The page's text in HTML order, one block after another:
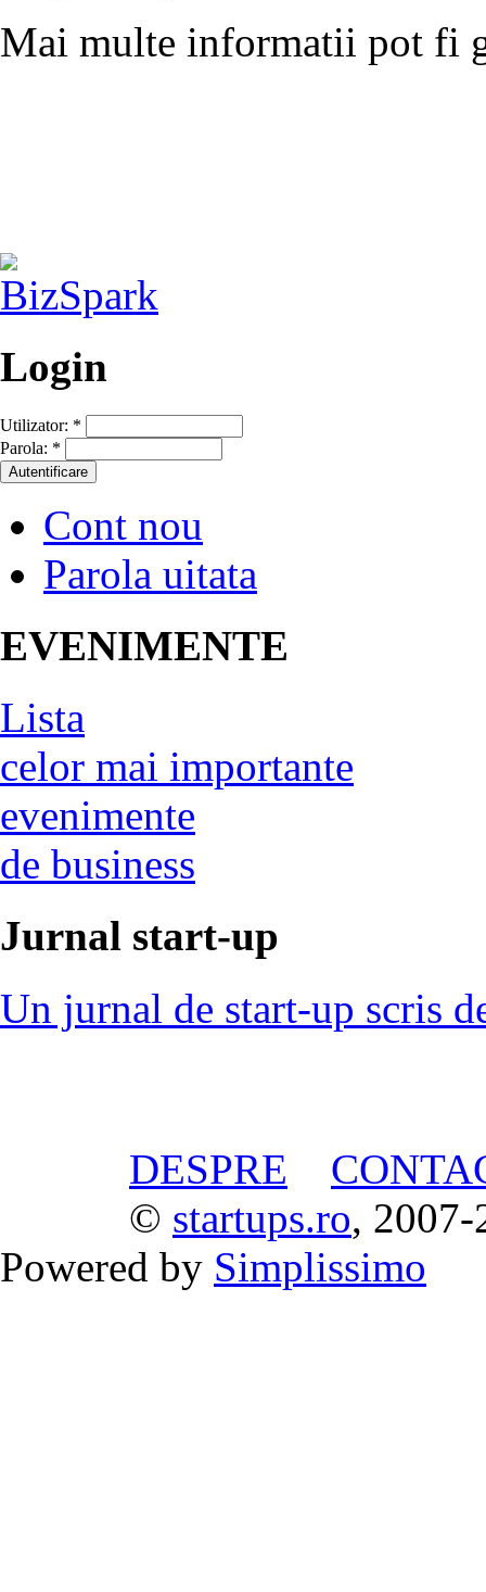
Mai multe informatii pot fi
Login
Utilizator: *
Parola: *
Cont nou
Parola uitata
EVENIMENTE
Lista
celor mai importante
evenimente
de business
Jurnal start-up
Un jurnal de start-up scris
DESPRE
© startups.ro, 2007-
Powered by Simplissimo